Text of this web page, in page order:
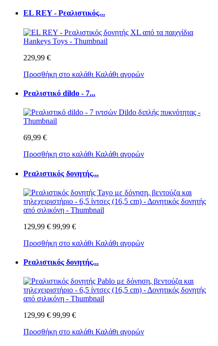
EL REY - Ρεαλιστικός...
229,99 €
Προσθήκη στο καλάθι Καλάθι αγορών
Ρεαλιστικό dildo - 7...
69,99 €
Προσθήκη στο καλάθι Καλάθι αγορών
Ρεαλιστικός δονητής...
129,99 € 99,99 €
Προσθήκη στο καλάθι Καλάθι αγορών
Ρεαλιστικός δονητής...
129,99 € 99,99 €
Προσθήκη στο καλάθι Καλάθι αγορών